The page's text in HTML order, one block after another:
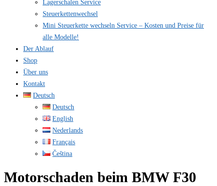
Lagerschalen Service
Steuerkettenwechsel
Mini Steuer­kette wechseln Service – Kosten und Preise für
alle Modelle!
Der Ablauf
Shop
Über uns
Kontakt
Deutsch
Deutsch
English
Nederlands
Français
Čeština
Motorschaden beim BMW F30